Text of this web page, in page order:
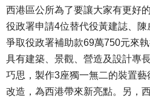
西港區公所為了要讓大家有更好
役政署申請4位替代役黃建誌、
爭取役政署補助款69萬750元來
具有建築、景觀、營造及設計專
巧思，製作3座獨一無二的裝置
改造，為西港帶來新亮點。另，